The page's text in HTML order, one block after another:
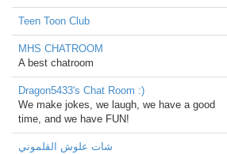
Teen Toon Club
MHS CHATROOM
A best chatroom
Dragon5433's Chat Room :)
We make jokes, we laugh, we have a good
time, and we have FUN!
شات علوش القلموني